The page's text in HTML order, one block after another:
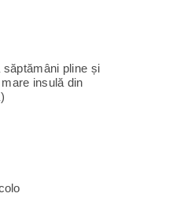
pline și
insulă din